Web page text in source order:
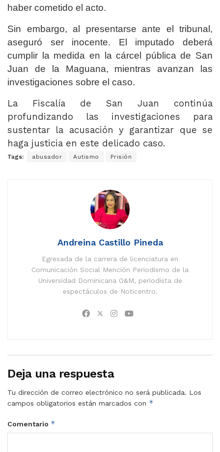
haber cometido el acto.
Sin embargo, al presentarse ante el tribunal,
aseguró ser inocente. El imputado deberá
cumplir la medida en la cárcel pública de San
Juan de la Maguana, mientras avanzan las
investigaciones sobre el caso.
La Fiscalía de San Juan continúa
profundizando las investigaciones para
sustentar la acusación y garantizar que se
haga justicia en este delicado caso.
Tags: abusador Autismo Prisión
Andreina Castillo Pineda
Egresada de la carrera de licenciatura en
Comunicación Social Mención Periodismo de la
Universidad Dominicana O&M, periodista de
espectáculos de Noticentro.
Deja una respuesta
Tu dirección de correo electrónico no será publicada. Los
campos obligatorios están marcados con *
Comentario *